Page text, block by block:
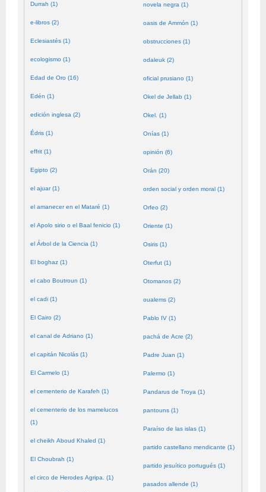
Durrah (1)
e-libros (2)
Eclesiastés (1)
ecologismo (1)
Edad de Oro (16)
Edén (1)
edición inglesa (2)
Édris (1)
effrit (1)
Egipto (2)
el ajuar (1)
el amanecer en el Mataré (1)
el Apolo sirio o el Baal fenicio (1)
el Árbol de la Ciencia (1)
El boghaz (1)
el cabo Boutroun (1)
el cadi (1)
El Cairo (2)
el canal de Adriano (1)
el capitán Nicolás (1)
El Carmelo (1)
el cementerio de Karafeh (1)
el cementerio de los mamelucos
(1)
el cheikh Aboud Khaled (1)
El Choubrah (1)
el circo de Herodes Agripa. (1)
novela negra (1)
oasis de Ammón (1)
obstrucciones (1)
odaleuk (2)
oficial prusiano (1)
Okel de Jellab (1)
Okel. (1)
Onías (1)
opinión (6)
Orán (20)
orden social y orden moral (1)
Orfeo (2)
Oriente (1)
Osiris (1)
Oterfut (1)
Otomanos (2)
oualems (2)
Pablo IV (1)
pachá de Acre (2)
Padre Juan (1)
Palermo (1)
Pandarus de Troya (1)
pantouns (1)
Paraíso de las islas (1)
partido castellano mendicante (1)
partido jesuítico portugués (1)
pasados allende (1)